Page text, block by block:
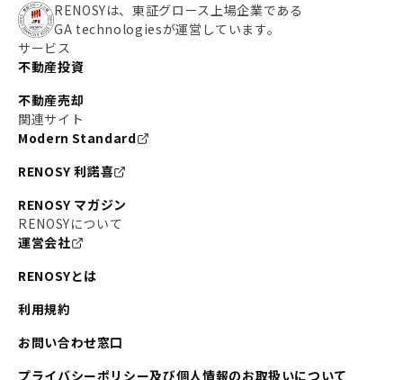
RENOSYは、東証グロース上場企業である
GA technologiesが運営しています。
サービス
不動産投資
不動産売却
関連サイト
Modern Standard
RENOSY 利諾喜
RENOSY マガジン
RENOSYについて
運営会社
RENOSYとは
利用規約
お問い合わせ窓口
プライバシーポリシー及び個人情報のお取扱いについて